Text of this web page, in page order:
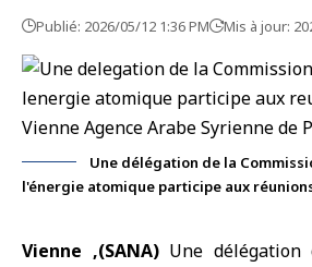
Publié: 2026/05/12 1:36 PM Mis à jour:
Une délégation de la
l'énergie atomique participe aux
Vienne ,(SANA)Une délégation